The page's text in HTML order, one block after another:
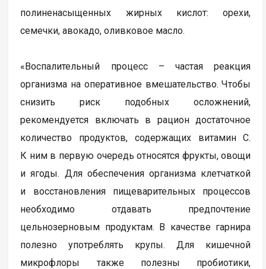
полиненасыщенных жирных кислот: орехи,
семечки, авокадо, оливковое масло.
«Воспалительный процесс – частая реакция
организма на оперативное вмешательство. Чтобы
снизить риск подобных осложнений,
рекомендуется включать в рацион достаточное
количество продуктов, содержащих витамин С.
К ним в первую очередь относятся фрукты, овощи
и ягоды. Для обеспечения организма клетчаткой
и восстановления пищеварительных процессов
необходимо отдавать предпочтение
цельнозерновым продуктам. В качестве гарнира
полезно употреблять крупы. Для кишечной
микрофлоры также полезны пробиотики,